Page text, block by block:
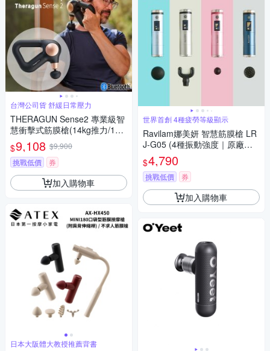
台灣公司貨 舒緩日常壓力
THERAGUN Sense2 專業級智
慧衝擊式筋膜槍(14kg推力/12m
m振幅/2款按摩頭)
$9,108 $9,900
挑戰低價
券
加入購物車
日本大阪體大教授推薦背書
世界首創 4種疲勞等級顯示
Ravilam娜美妍 智慧筋膜槍 LR
J-G05 (4種振動強度｜原廠授
權)
$4,790
挑戰低價 券
加入購物車